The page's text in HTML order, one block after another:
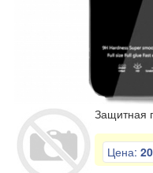
Защитная
Цена: